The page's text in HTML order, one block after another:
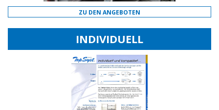
ZU DEN ANGEBOTEN
INDIVIDUELL